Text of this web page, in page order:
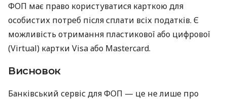
ФОП має право користуватися карткою для
особистих потреб після сплати всіх податків. Є
можливість отримання пластикової або цифрової
(Virtual) картки Visa або Mastercard.
Висновок
Банківський сервіс для ФОП — це не лише про